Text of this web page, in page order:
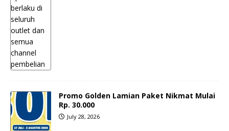
Promo Golden Lamian Paket Nikmat Mulai
Rp. 30.000
July 28, 2026